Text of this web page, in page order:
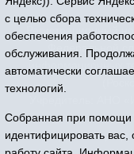
Регистрационный
Федеральной
Все права
с целью сбора
обеспечения
обслуживания.
автоматически
технологий.
Собранная при
идентифицировать